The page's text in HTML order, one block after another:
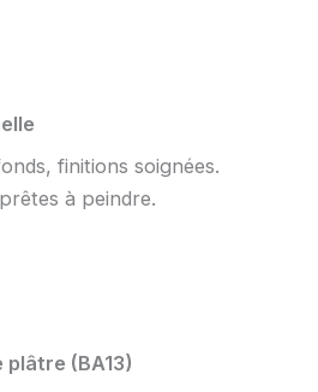
finitions soignées.
à peindre.
plâtre (BA13)